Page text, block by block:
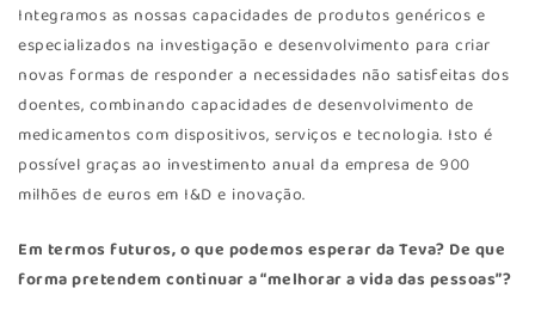
Integramos as nossas capacidades de produtos genéricos e
especializados na investigação e desenvolvimento para criar
novas formas de responder a necessidades não satisfeitas dos
doentes, combinando capacidades de desenvolvimento de
medicamentos com dispositivos, serviços e tecnologia. Isto é
possível graças ao investimento anual da empresa de 900
milhões de euros em I&D e inovação.
Em termos futuros, o que podemos esperar da Teva? De que
forma pretendem continuar a “melhorar a vida das pessoas”?